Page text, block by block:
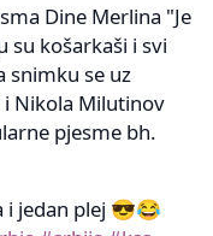
Dine Merlina "Je
su košarkaši i svi
snimku se uz
i Nikola Milutinov
pjesme bh.
i jedan plej 😎😂